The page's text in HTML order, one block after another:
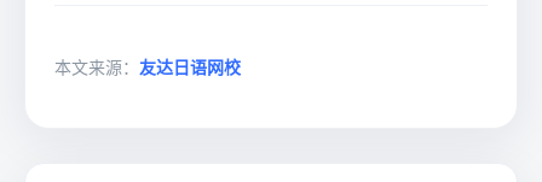
本文来源： 友达日语网校